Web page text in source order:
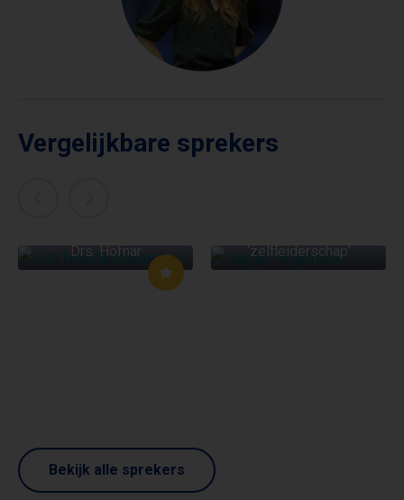
Vergelijkbare sprekers
Drs. Hofnar
‘zelfleiderschap’
Bekijk alle sprekers